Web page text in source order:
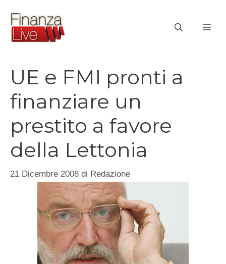
contenuto
UE e FMI pronti a
finanziare un
prestito a favore
della Lettonia
21 Dicembre 2008 di Redazione